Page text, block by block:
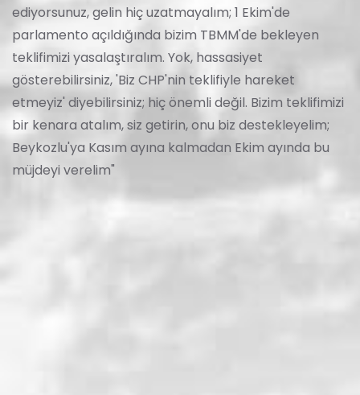
ediyorsunuz, gelin hiç uzatmayalım; 1 Ekim'de
parlamento açıldığında bizim TBMM'de bekleyen
teklifimizi yasalaştıralım. Yok, hassasiyet
gösterebilirsiniz, 'Biz CHP'nin teklifiyle hareket
etmeyiz' diyebilirsiniz; hiç önemli değil. Bizim teklifimizi
bir kenara atalım, siz getirin, onu biz destekleyelim;
Beykozlu'ya Kasım ayına kalmadan Ekim ayında bu
müjdeyi verelim"